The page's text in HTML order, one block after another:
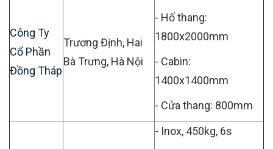
Công Ty
Cổ Phần
Đồng Tháp
Trương Định, Hai
Bà Trưng, Hà Nội
- Hố thang:
1800x2000mm
- Cabin:
1400x1400mm
- Cửa thang: 800mm
- Inox, 450kg, 6s